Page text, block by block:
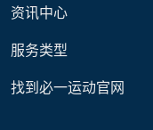
资讯中心
服务类型
找到必一运动官网